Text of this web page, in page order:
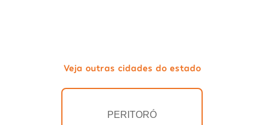
Veja outras cidades do estado
PERITORÓ